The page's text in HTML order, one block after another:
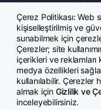
• Memurlar Haberleri
• Ekonomi Haberleri
• Yaşam Haberleri
• Mahkeme Kararları
Haberleri
Çerez Politikası: Web
kişiselleştirilmiş ve
sunabilmek için
Çerezler; site
içerikleri ve
medya özellikleri
kullanılabilir. Çerezler
almak için Gizlilik ve
inceleyebilirsiniz.